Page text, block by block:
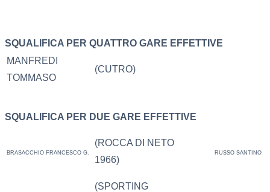
SQUALIFICA PER QUATTRO GARE EFFETTIVE
MANFREDI
TOMMASO
(CUTRO)
SQUALIFICA PER DUE GARE EFFETTIVE
BRASACCHIO FRANCESCO G.
(ROCCA DI NETO
1966)
RUSSO SANTINO
(SPORTING